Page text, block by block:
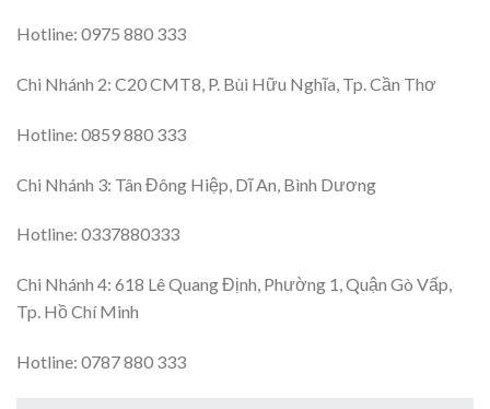
Hotline: 0975 880 333
Chi Nhánh 2: C20 CMT8, P. Bùi Hữu Nghĩa, Tp. Cần Thơ
Hotline: 0859 880 333
Chi Nhánh 3: Tân Đông Hiệp, Dĩ An, Bình Dương
Hotline: 0337880333
Chi Nhánh 4: 618 Lê Quang Định, Phường 1, Quận Gò Vấp,
Tp. Hồ Chí Minh
Hotline: 0787 880 333